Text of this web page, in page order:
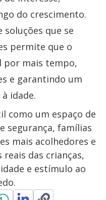
do crescimento.
soluções que se
permite que o
por mais tempo,
e garantindo um
idade.
como um espaço de
segurança, famílias
mais acolhedores e
reais das crianças,
e estímulo ao